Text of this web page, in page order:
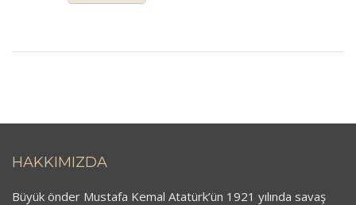
HAKKIMIZDA
Büyük önder Mustafa Kemal Atatürk’ün 1921 yılında savaş